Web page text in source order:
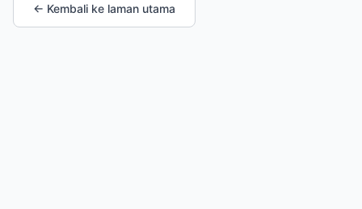
← Kembali ke laman utama